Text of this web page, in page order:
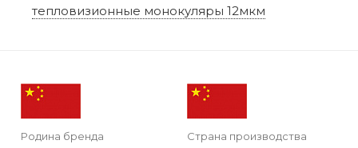
тепловизионные монокуляры 12мкм
Родина бренда
Страна производства